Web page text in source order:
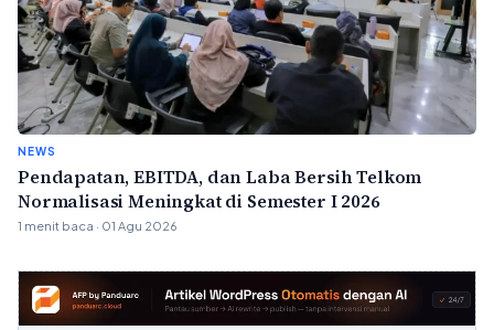
NEWS
Pendapatan, EBITDA, dan Laba Bersih Telkom
Normalisasi Meningkat di Semester I 2026
1 menit baca · 01 Agu 2026